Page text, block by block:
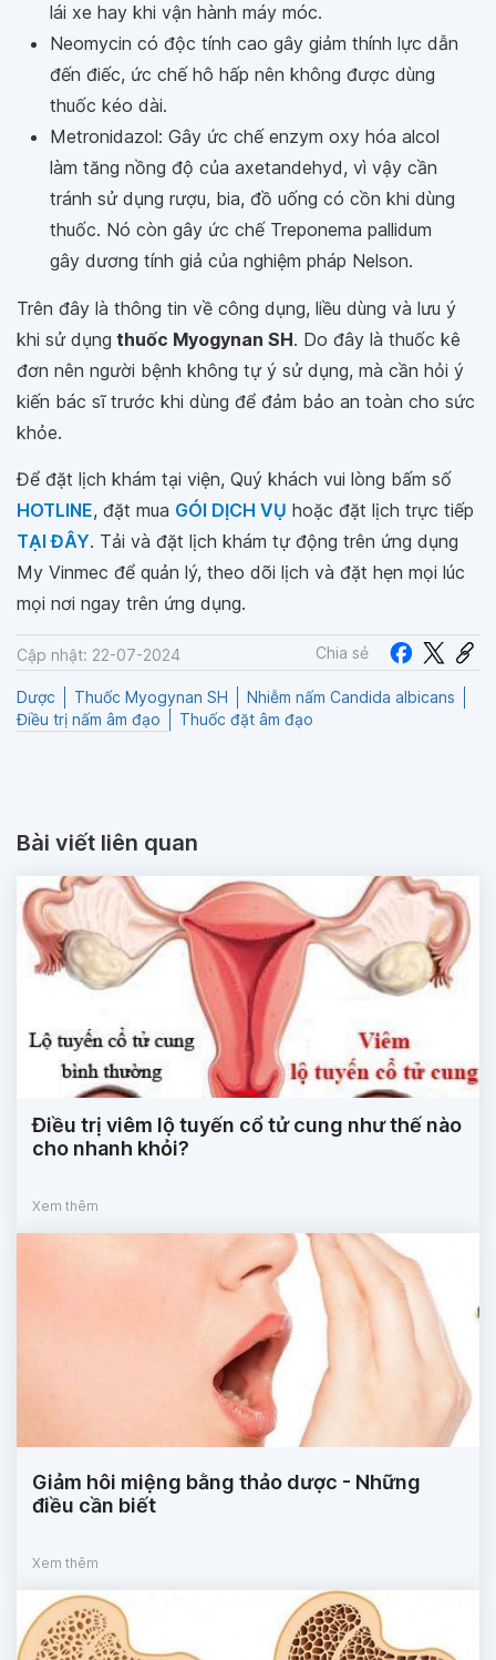
lái xe hay khi vận hành máy móc.
Neomycin có độc tính cao gây giảm thính lực dẫn
đến điếc, ức chế hô hấp nên không được dùng
thuốc kéo dài.
Metronidazol: Gây ức chế enzym oxy hóa alcol
làm tăng nồng độ của axetandehyd, vì vậy cần
tránh sử dụng rượu, bia, đồ uống có cồn khi dùng
thuốc. Nó còn gây ức chế Treponema pallidum
gây dương tính giả của nghiệm pháp Nelson.
Trên đây là thông tin về công dụng, liều dùng và lưu ý
khi sử dụng thuốc Myogynan SH. Do đây là thuốc kê
đơn nên người bệnh không tự ý sử dụng, mà cần hỏi ý
kiến bác sĩ trước khi dùng để đảm bảo an toàn cho sức
khỏe.
Để đặt lịch khám tại viện, Quý khách vui lòng bấm số
HOTLINE, đặt mua GÓI DỊCH VỤ hoặc đặt lịch trực tiếp
TẠI ĐÂY. Tải và đặt lịch khám tự động trên ứng dụng
My Vinmec để quản lý, theo dõi lịch và đặt hẹn mọi lúc
mọi nơi ngay trên ứng dụng.
Cập nhật: 22-07-2024 Chia sẻ
Dược Thuốc Myogynan SH
Nhiễm nấm Candida albicans
Điều trị nấm âm đạo
Thuốc đặt âm đạo
Bài viết liên quan
Điều trị viêm lộ tuyến cổ tử cung như thế nào
cho nhanh khỏi?
Xem thêm
Giảm hôi miệng bằng thảo dược - Những
điều cần biết
Xem thêm